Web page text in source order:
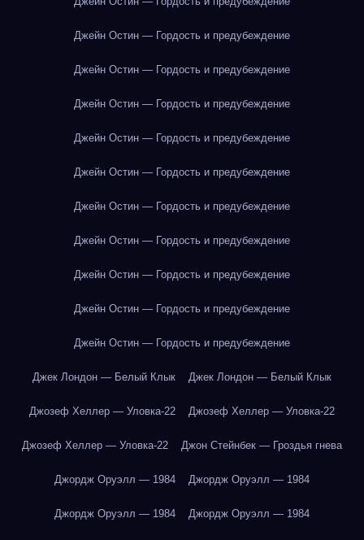
Джейн Остин — Гордость и предубеждение
Джейн Остин — Гордость и предубеждение
Джейн Остин — Гордость и предубеждение
Джейн Остин — Гордость и предубеждение
Джейн Остин — Гордость и предубеждение
Джейн Остин — Гордость и предубеждение
Джейн Остин — Гордость и предубеждение
Джейн Остин — Гордость и предубеждение
Джейн Остин — Гордость и предубеждение
Джейн Остин — Гордость и предубеждение
Джек Лондон — Белый Клык Джек Лондон — Белый Клык
Джозеф Хеллер — Уловка-22 Джозеф Хеллер — Уловка-22
Джозеф Хеллер — Уловка-22 Джон Стейнбек — Гроздья гнева
Джордж Оруэлл — 1984 Джордж Оруэлл — 1984
Джордж Оруэлл — 1984 Джордж Оруэлл — 1984